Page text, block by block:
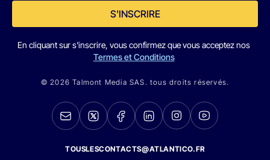
S'INSCRIRE
En cliquant sur s'inscrire, vous confirmez que vous acceptez nos
Termes et Conditions
© 2026 Talmont Media SAS. tous droits réservés.
TOUSLESCONTACTS@ATLANTICO.FR